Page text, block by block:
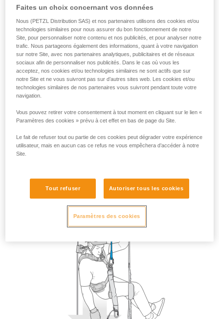
Faites un choix concernant vos données
Nous (PETZL Distribution SAS) et nos partenaires utilisons des cookies et/ou
technologies similaires pour nous assurer du bon fonctionnement de notre
Site, pour personnaliser notre contenu et nos publicités, et pour analyser notre
trafic. Nous partageons également des informations, quant à votre navigation
sur notre Site, avec nos partenaires analytiques, publicitaires et de réseaux
sociaux afin de personnaliser nos publicités. Dans le cas où vous les
acceptez, nos cookies et/ou technologies similaires ne sont actifs que sur
notre Site et ne vous suivront pas sur d’autres sites web. Les cookies et/ou
technologies similaires de nos partenaires vous suivront pendant toute votre
navigation.
Vous pouvez retirer votre consentement à tout moment en cliquant sur le lien «
Paramètres des cookies » prévu à cet effet en bas de page du Site.
Le fait de refuser tout ou partie de ces cookies peut dégrader votre expérience
utilisateur, mais en aucun cas ce refus ne vous empêchera d’accéder à notre
Site.
Tout refuser Autoriser tous les cookies
Paramètres des cookies